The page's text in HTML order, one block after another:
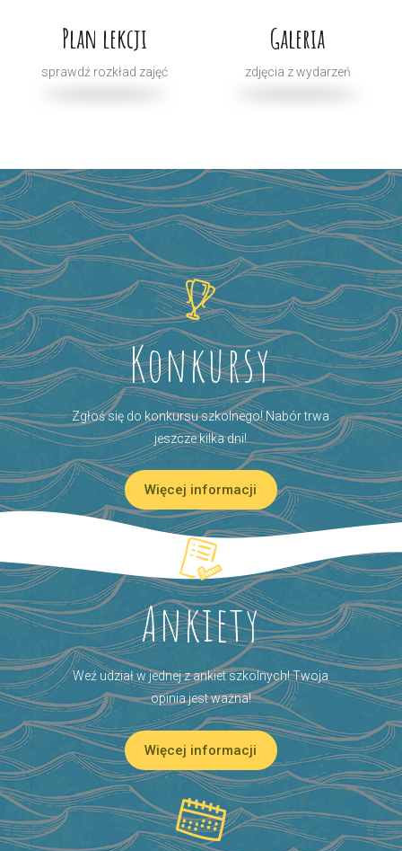
Plan lekcji
sprawdź rozkład zajęć
Galeria
zdjęcia z wydarzeń
Konkursy
Zgłoś się do konkursu szkolnego! Nabór trwa
jeszcze kilka dni!
Więcej informacji
Ankiety
Weź udział w jednej z ankiet szkolnych! Twoja
opinia jest ważna!
Więcej informacji